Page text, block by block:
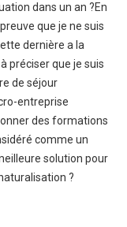
dans un an ?En
que je ne suis
dernière a la
préciser que je suis
de séjour
entreprise
des formations
comme un
solution pour
?